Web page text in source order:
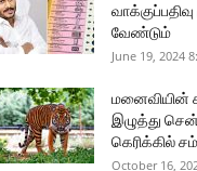
வேண்டும்
June 19, 2024
இழுத்து
கெரிக்கில்
October 16,